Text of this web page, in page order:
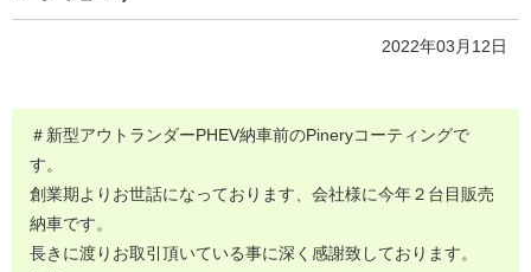
2022年03月12日
＃新型アウトランダーPHEV納車前のPineryコーティングで
す。
創業期よりお世話になっております、会社様に今年２台目販売
納車です。
長きに渡りお取引頂いている事に深く感謝致しております。